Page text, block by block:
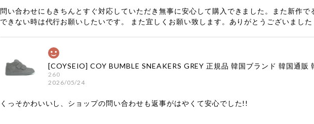
問い合わせにもきちんとすぐ対応していただき無事に安心して購入できました。また新作で
できない時は代行お願いしたいです。 また宜しくお願い致します。ありがとうございました
260
2026/05/24
くっそかわいいし、ショップの問い合わせも返事がはやくて安心でした!!